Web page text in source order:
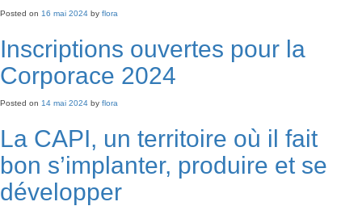
Posted on 16 mai 2024 by flora
Inscriptions ouvertes pour la
Corporace 2024
Posted on 14 mai 2024 by flora
La CAPI, un territoire où il fait
bon s’implanter, produire et se
développer